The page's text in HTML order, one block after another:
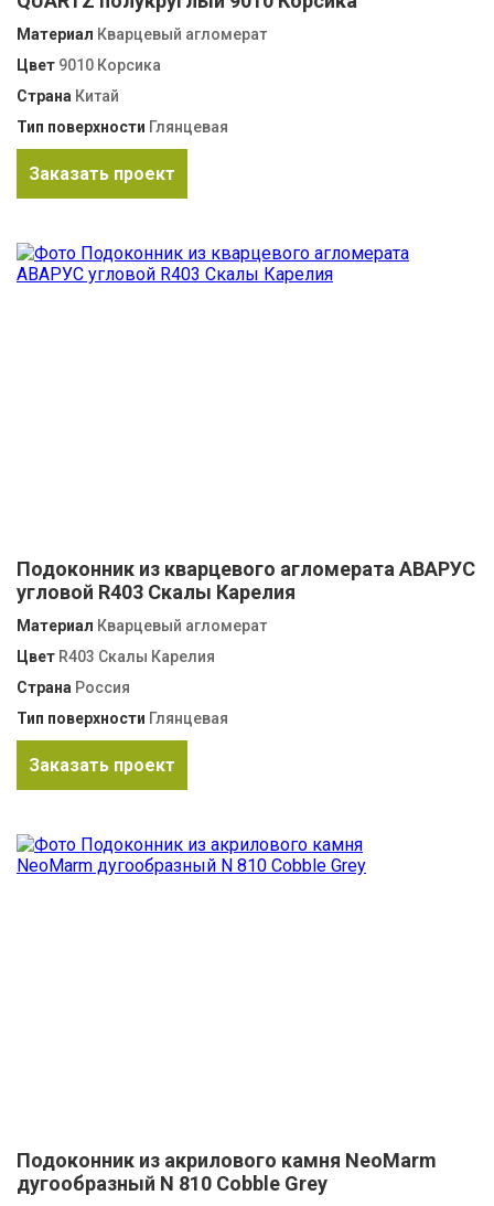
Материал Кварцевый агломерат
Цвет 9010 Корсика
Страна Китай
Тип поверхности Глянцевая
Заказать проект
Подоконник из кварцевого агломерата АВАРУС
угловой R403 Скалы Карелия
Материал Кварцевый агломерат
Цвет R403 Скалы Карелия
Страна Россия
Тип поверхности Глянцевая
Заказать проект
Подоконник из акрилового камня NeoMarm
дугообразный N 810 Cobble Grey